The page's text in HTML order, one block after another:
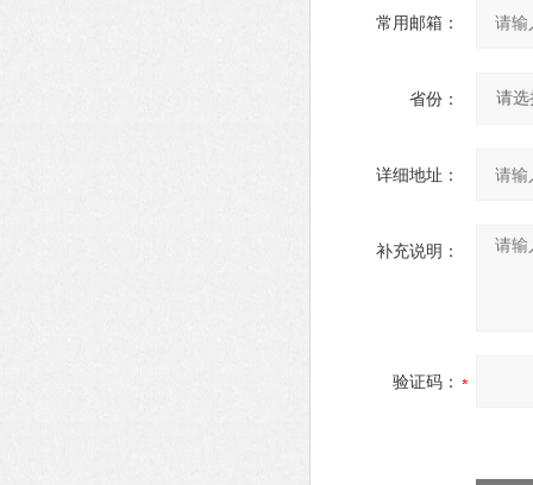
常用邮箱：
省份：
详细地址：
补充说明：
验证码：